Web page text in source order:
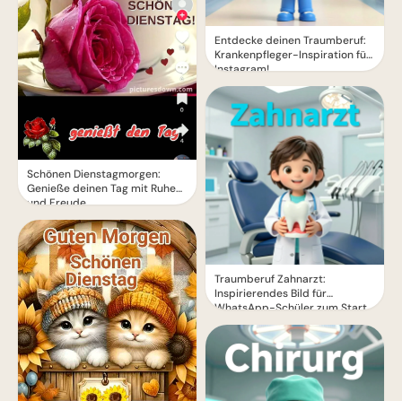
Schönen Dienstagmorgen:
Genieße deinen Tag mit Ruhe
und Freude
Entdecke deinen Traumberuf:
Krankenpfleger-Inspiration für
Instagram!
Traumberuf Zahnarzt:
Inspirierendes Bild für
WhatsApp-Schüler zum Start